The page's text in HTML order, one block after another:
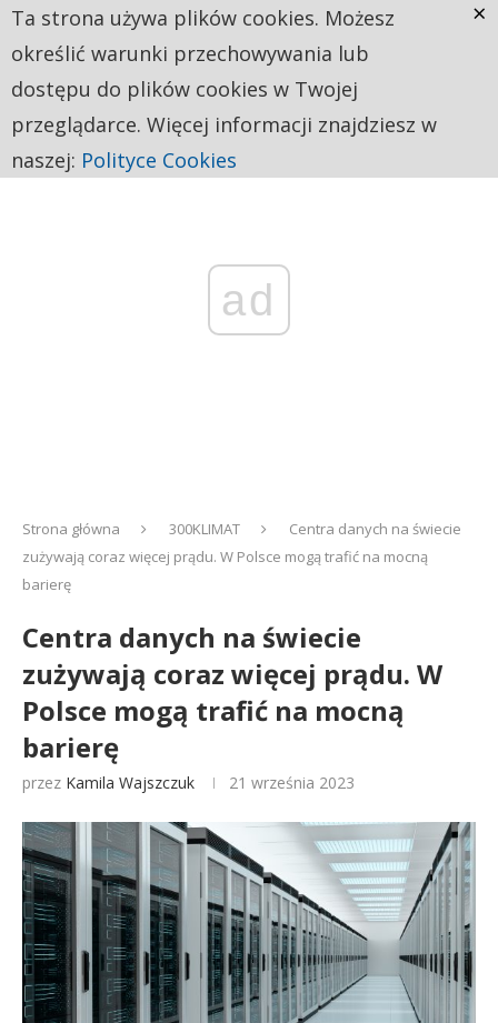
ad
Strona główna 300KLIMAT
Centra danych na świecie
zużywają coraz więcej prądu. W Polsce mogą trafić na mocną
barierę
Centra danych na świecie
zużywają coraz więcej prądu. W
Polsce mogą trafić na mocną
barierę
przez Kamila Wajszczuk 21 września 2023
Ta strona używa plików cookies. Możesz
określić warunki przechowywania lub
dostępu do plików cookies w Twojej
przeglądarce. Więcej informacji znajdziesz w
naszej: Polityce Cookies
×